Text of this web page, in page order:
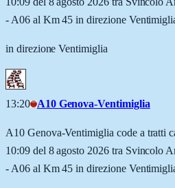
- A06 al Km 45 in direzione
in direzione Ventimiglia
13:20 A10 Genova-Ventimiglia
A10 Genova-Ventimiglia code a tratti
10:09 del 8 agosto 2026 tra Svincolo
- A06 al Km 45 in direzione